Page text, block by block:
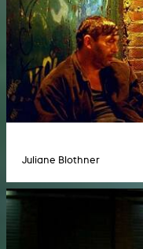
Juliane Blothner